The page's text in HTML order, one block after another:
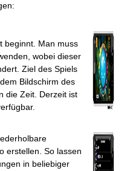
beginnt. Man muss
wobei dieser
Ziel des Spiels
Bildschirm des
die Zeit. Derzeit ist
erstellen. So lassen
in beliebiger